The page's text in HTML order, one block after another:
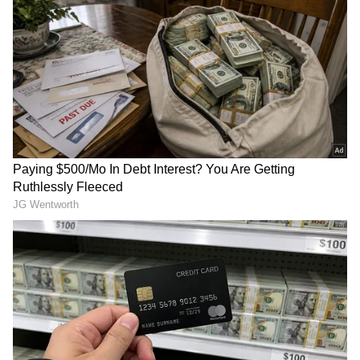
RECOMMENDED STORIES